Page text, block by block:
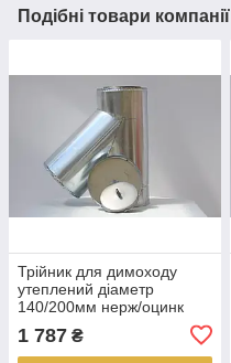
Подібні товари компанії
Трійник для димоходу
утеплений діаметр
140/200мм нерж/оцинк
45гр 0,8мм (сендвіч) AISI
304
1 787 ₴